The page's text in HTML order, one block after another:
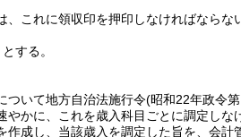
これに領収印を押印しなければならな
する。
ついて地方自治法施行令(昭和22年政令
かに、これを歳入科目ごとに調定しな
成し、当該歳入を調定した旨を、会計